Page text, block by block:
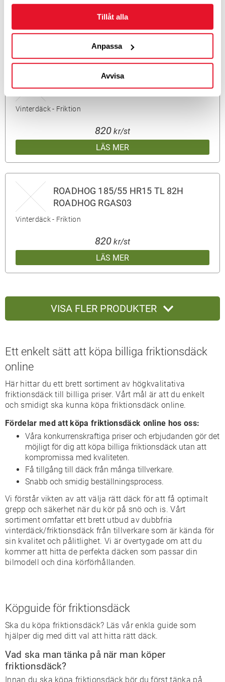
Tillåt alla
Anpassa
Avvisa
LÄS MER
820kr/st
ROADHOG 175/65 HR15 TL 88H
Vinterdäck - Friktion
LÄS MER
820 kr/st
ROADHOG 185/55 HR15 TL 82H
ROADHOG RGAS03
Vinterdäck - Friktion
LÄS MER
820 kr/st
VISA FLER PRODUKTER
Ett enkelt sätt att köpa billiga friktionsdäck
online
Här hittar du ett brett sortiment av högkvalitativa
friktionsdäck till billiga priser. Vårt mål är att du enkelt
och smidigt ska kunna köpa friktionsdäck online.
Fördelar med att köpa friktionsdäck online hos oss:
Våra konkurrenskraftiga priser och erbjudanden gör det
möjligt för dig att köpa billiga friktionsdäck utan att
kompromissa med kvaliteten.
Få tillgång till däck från många tillverkare.
Snabb och smidig beställningsprocess.
Vi förstår vikten av att välja rätt däck för att få optimalt
grepp och säkerhet när du kör på snö och is. Vårt
sortiment omfattar ett brett utbud av dubbfria
vinterdäck/friktionsdäck från tillverkare som är kända för
sin kvalitet och pålitlighet. Vi är övertygade om att du
kommer att hitta de perfekta däcken som passar din
bilmodell och dina körförhållanden.
Köpguide för friktionsdäck
Ska du köpa friktionsdäck? Läs vår enkla guide som
hjälper dig med ditt val att hitta rätt däck.
Vad ska man tänka på när man köper
friktionsdäck?
Innan du ska köpa friktionsdäck bör du först tänka på